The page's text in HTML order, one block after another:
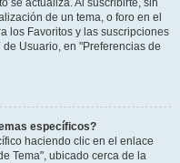
se actualiza. Al suscribirte, sin
de un tema, o foro en el
los Favoritos y las suscripciones
Usuario, en "Preferencias de
específicos?
haciendo clic en el enlace
Tema", ubicado cerca de la